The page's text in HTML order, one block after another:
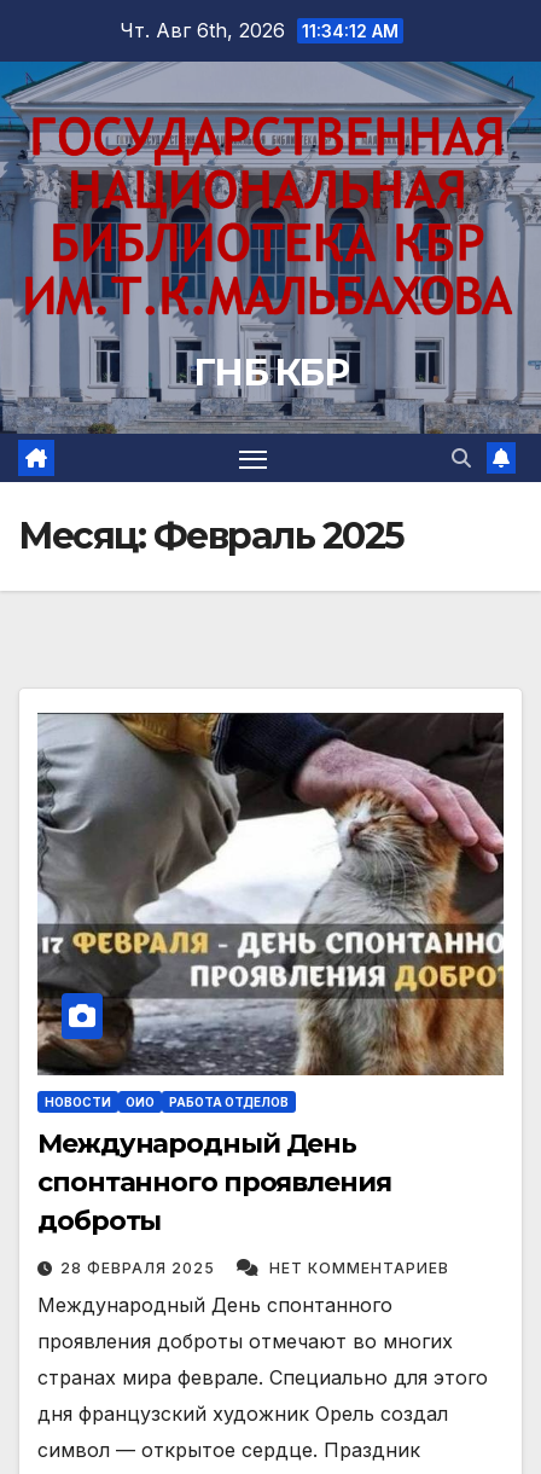
содержимому
Чт. Авг 6th, 2026 11:34:14 AM
ГНБ КБР
Месяц:Февраль 2025
НОВОСТИ ОИО РАБОТА ОТДЕЛОВ
Международный День
спонтанного проявления
доброты
28 ФЕВРАЛЯ 2025 НЕТ КОММЕНТАРИЕВ
Международный День спонтанного
проявления доброты отмечают во многих
странах мира феврале. Специально для этого
дня французский художник Орель создал
символ — открытое сердце. Праздник